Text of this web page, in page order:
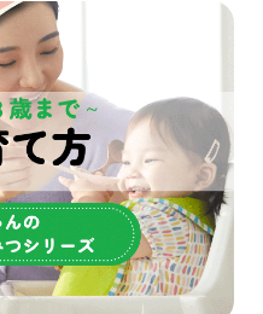
ケーション
ェアする
ート